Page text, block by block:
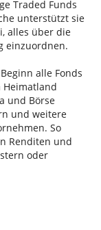
Traded Funds
unterstützt sie
alles über die
einzuordnen.
alle Fonds
und Börse
und weitere
So
Renditen und
oder